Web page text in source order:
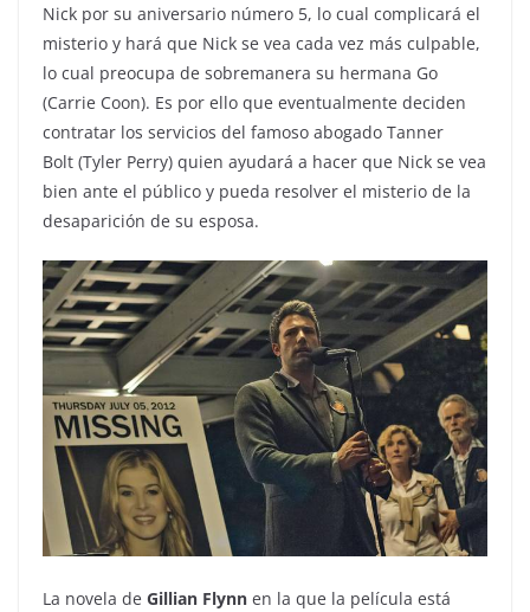
Nick por su aniversario número 5, lo cual complicará el
misterio y hará que Nick se vea cada vez más culpable,
lo cual preocupa de sobremanera su hermana Go
(Carrie Coon). Es por ello que eventualmente deciden
contratar los servicios del famoso abogado Tanner
Bolt (Tyler Perry) quien ayudará a hacer que Nick se vea
bien ante el público y pueda resolver el misterio de la
desaparición de su esposa.
La novela de Gillian Flynn en la que la película está